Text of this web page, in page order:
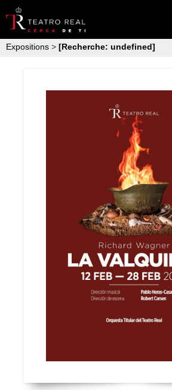
Expositions > [Recherche: undefined]